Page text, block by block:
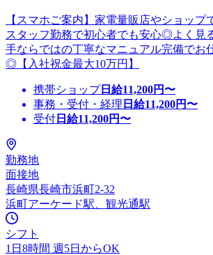
【スマホご案内】家電量販店やショップ
スタッフ勤務で初心者でも安心◎よく見
手ならではの丁寧なマニュアル完備でお
◎【入社祝金最大10万円】
携帯ショップ日給11,200円〜
事務・受付・経理 日給11,200円〜
受付 日給11,200円〜
勤務地
面接地
長崎県長崎市浜町2-32
浜町アーケード駅、観光通駅
シフト
1日8時間 週5日からOK